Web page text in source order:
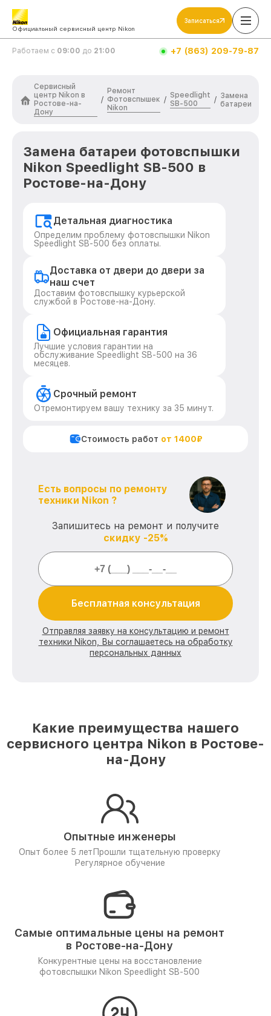
Официальный сервисный центр Nikon
Записаться
Работаем с 09:00 до 21:00 +7 (863) 209-79-87
Сервисный
центр Nikon в
Ростове-на-
Дону
/
Ремонт
Фотовспышек
Nikon
/
Speedlight
SB-500
/ Замена
батареи
Замена батареи фотовспышки
Nikon Speedlight SB-500 в
Ростове-на-Дону
Детальная диагностика
Определим проблему фотовспышки Nikon
Speedlight SB-500 без оплаты.
Доставка от двери до двери за
наш счет
Доставим фотовспышку курьерской
службой в Ростове-на-Дону.
Официальная гарантия
Лучшие условия гарантии на
обслуживание Speedlight SB-500 на 36
месяцев.
Срочный ремонт
Отремонтируем вашу технику за 35 минут.
Стоимость работ от 1400₽
Есть вопросы по ремонту
техники Nikon ?
Запишитесь на ремонт и получите
скидку -25%
Бесплатная консультация
Отправляя заявку на консультацию и ремонт
техники Nikon, Вы соглашаетесь на обработку
персональных данных
Какие преимущества нашего
сервисного центра Nikon в Ростове-
на-Дону
Опытные инженеры
Опыт более 5 лет Прошли тщательную проверку
Регулярное обучение
Самые оптимальные цены на ремонт
в Ростове-на-Дону
Конкурентные цены на восстановление
фотовспышки Nikon Speedlight SB-500